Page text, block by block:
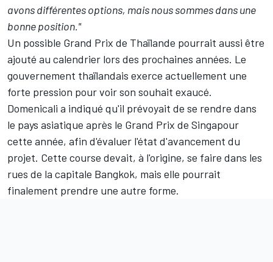
avons différentes options, mais nous sommes dans une
bonne position."
Un possible Grand Prix de Thaïlande pourrait aussi être
ajouté au calendrier lors des prochaines années. Le
gouvernement thaïlandais exerce actuellement une
forte pression pour voir son souhait exaucé.
Domenicali a indiqué qu'il prévoyait de se rendre dans
le pays asiatique après le Grand Prix de Singapour
cette année, afin d'évaluer l'état d'avancement du
projet. Cette course devait, à l'origine, se faire dans les
rues de la capitale Bangkok, mais elle pourrait
finalement prendre une autre forme.